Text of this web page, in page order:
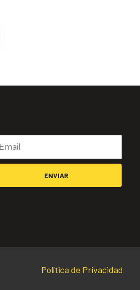
ENVIAR
Política de Privacidad